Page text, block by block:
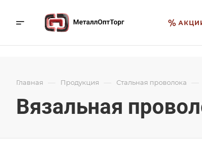
Главная — Продукция — Стальная проволока —
Вязальная